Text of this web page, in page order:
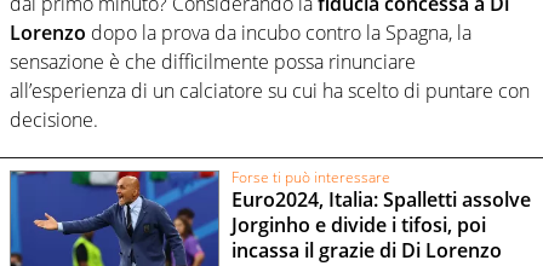
Lorenzo dopo la prova da incubo contro la Spagna, la
sensazione è che difficilmente possa rinunciare
all’esperienza di un calciatore su cui ha scelto di puntare con
decisione.
Forse ti può interessare
Euro2024, Italia: Spalletti assolve
Jorginho e divide i tifosi, poi
incassa il grazie di Di Lorenzo